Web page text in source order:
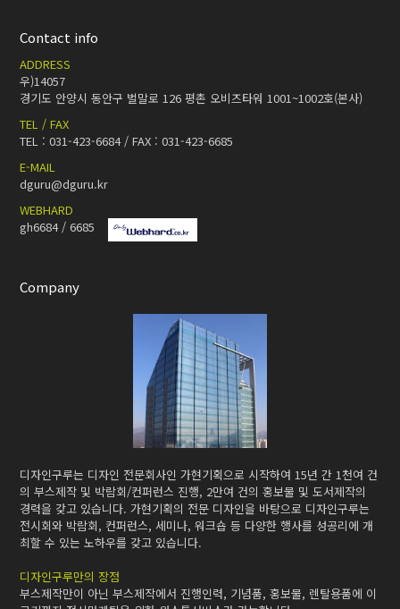
Contact info
ADDRESS
우)14057
경기도 안양시 동안구 벌말로 126 평촌 오비즈타워 1001~1002호(본사)
TEL / FAX
TEL : 031-423-6684 / FAX : 031-423-6685
E-MAIL
dguru@dguru.kr
WEBHARD
gh6684 / 6685
Company
디자인구루는 디자인 전문회사인 가현기획으로 시작하여 15년 간 1천여 건
의 부스제작 및 박람회/컨퍼런스 진행, 2만여 건의 홍보물 및 도서제작의
경력을 갖고 있습니다. 가현기획의 전문 디자인을 바탕으로 디자인구루는
전시회와 박람회, 컨퍼런스, 세미나, 워크숍 등 다양한 행사를 성공리에 개
최할 수 있는 노하우를 갖고 있습니다.
디자인구루만의 장점
부스제작만이 아닌 부스제작에서 진행인력, 기념품, 홍보물, 렌탈용품에 이